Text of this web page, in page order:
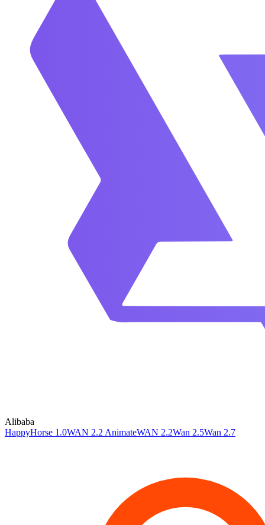
Alibaba
HappyHorse 1.0WAN 2.2 AnimateWAN 2.2Wan 2.5Wan 2.7